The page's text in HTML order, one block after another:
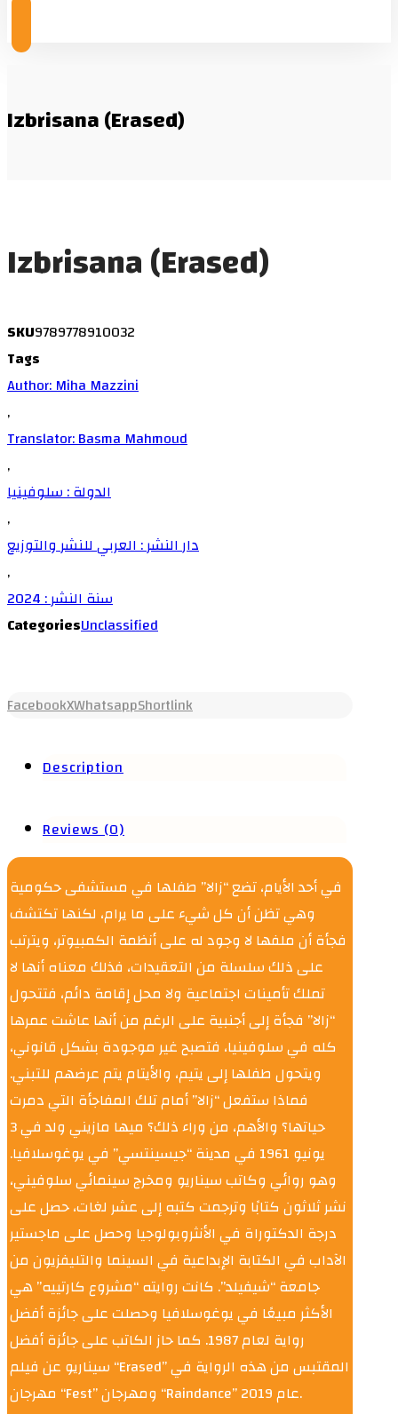
Izbrisana (Erased)
Izbrisana (Erased)
SKU9789778910032
Tags
Author: Miha Mazzini
,
Translator: Basma Mahmoud
,
الدولة : سلوفينيا
,
دار النشر : العربي للنشر والتوزيع
,
سنة النشر : 2024
CategoriesUnclassified
FacebookXWhatsappShortlink
Description
Reviews (0)
في أحد الأيام، تضع “زالا” طفلها في مستشفى حكومية
وهي تظن أن كل شيء على ما يرام، لكنها تكتشف
فجأة أن ملفها لا وجود له على أنظمة الكمبيوتر، ويترتب
على ذلك سلسلة من التعقيدات، فذلك معناه أنها لا
تملك تأمينات اجتماعية ولا محل إقامة دائم، فتتحول
“زالا” فجأة إلى أجنبية على الرغم من أنها عاشت عمرها
كله في سلوفينيا، فتصبح غير موجودة بشكل قانوني،
ويتحول طفلها إلى يتيم، والأيتام يتم عرضهم للتبني.
فماذا ستفعل “زالا” أمام تلك المفاجأة التي دمرت
حياتها؟ والأهم، من وراء ذلك؟ ميها مازيني ولد في 3
يونيو 1961 في مدينة “جيسينتسي” في يوغوسلافيا.
وهو روائي وكاتب سيناريو ومخرج سينمائي سلوفيني،
نشر ثلاثون كتابًا وترجمت كتبه إلى عشر لغات، حصل على
درجة الدكتوراة في الأنثروبولوجيا وحصل على ماجستير
الآداب في الكتابة الإبداعية في السينما والتليفزيون من
جامعة “شيفيلد”. كانت روايته “مشروع كارتييه” هي
الأكثر مبيعًا في يوغوسلافيا وحصلت على جائزة أفضل
رواية لعام 1987. كما حاز الكاتب على جائزة أفضل
سيناريو عن فيلم “Erased” المقتبس من هذه الرواية في
مهرجان “Fest” ومهرجان “Raindance” عام 2019.